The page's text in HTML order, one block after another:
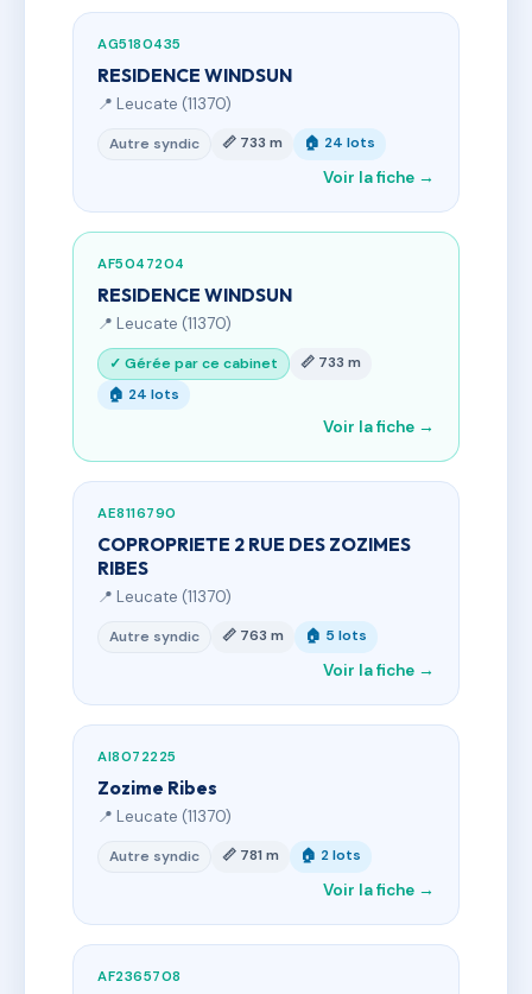
AG5180435
RESIDENCE WINDSUN
📍 Leucate (11370)
Autre syndic 📏 733 m 🏠 24 lots
Voir la fiche →
AF5047204
RESIDENCE WINDSUN
📍 Leucate (11370)
✓ Gérée par ce cabinet
📏 733 m
🏠 24 lots
Voir la fiche →
AE8116790
COPROPRIETE 2 RUE DES ZOZIMES
RIBES
📍 Leucate (11370)
Autre syndic 📏 763 m 🏠 5 lots
Voir la fiche →
AI8072225
Zozime Ribes
📍 Leucate (11370)
Autre syndic 📏 781 m 🏠 2 lots
Voir la fiche →
AF2365708